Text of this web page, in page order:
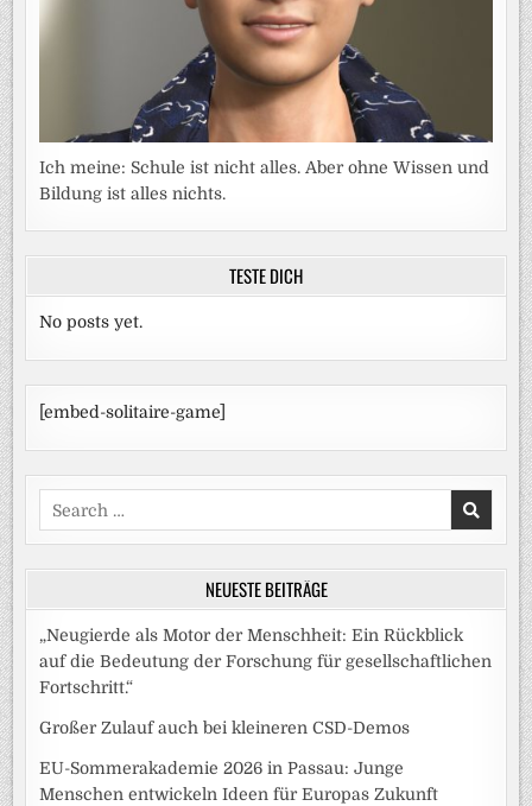
Ich meine: Schule ist nicht alles. Aber ohne Wissen und
Bildung ist alles nichts.
TESTE DICH
No posts yet.
[embed-solitaire-game]
Search
for:
NEUESTE BEITRÄGE
„Neugierde als Motor der Menschheit: Ein Rückblick
auf die Bedeutung der Forschung für gesellschaftlichen
Fortschritt.“
Großer Zulauf auch bei kleineren CSD-Demos
EU-Sommerakademie 2026 in Passau: Junge
Menschen entwickeln Ideen für Europas Zukunft